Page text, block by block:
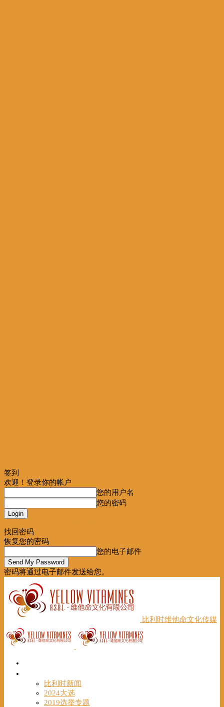
签到
欢迎！登录你的帐户
您的用户名
您的密码
找回密码
恢复您的密码
您的电子邮件
密码将通过电子邮件发送给您。
比利时维他命文化传媒
比利时新闻
2024大选
2019选举专题